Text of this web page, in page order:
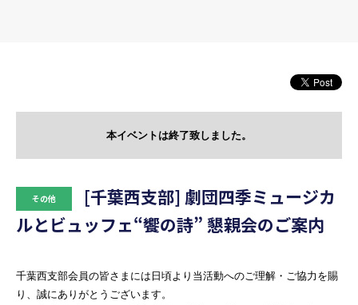
本イベントは終了致しました。
その他
[千葉西支部] 劇団四季ミュージカ
ルとビュッフェ“饗の詩” 懇親会のご案内
千葉西支部会員の皆さまには日頃より当活動へのご理解・ご協力を賜
り、誠にありがとうございます。